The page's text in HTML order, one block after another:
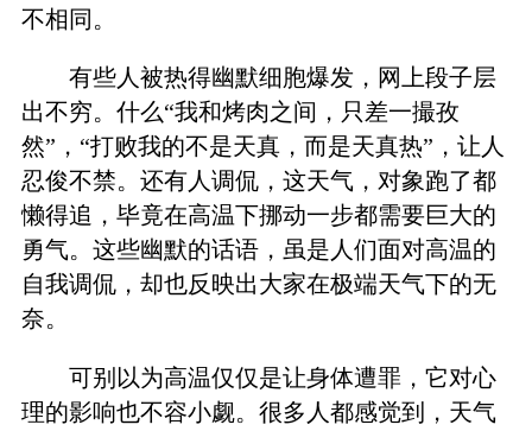
不相同。
有些人被热得幽默细胞爆发，网上段子层
出不穷。什么“我和烤肉之间，只差一撮孜
然”，“打败我的不是天真，而是天真热”，让人
忍俊不禁。还有人调侃，这天气，对象跑了都
懒得追，毕竟在高温下挪动一步都需要巨大的
勇气。这些幽默的话语，虽是人们面对高温的
自我调侃，却也反映出大家在极端天气下的无
奈。
可别以为高温仅仅是让身体遭罪，它对心
理的影响也不容小觑。很多人都感觉到，天气